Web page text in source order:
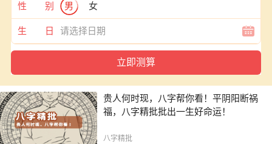
性 别 男 女
生 日
贵人何时现，八字帮你看！平阴阳断祸
福，八字精批批出一生好命运！
八字精批